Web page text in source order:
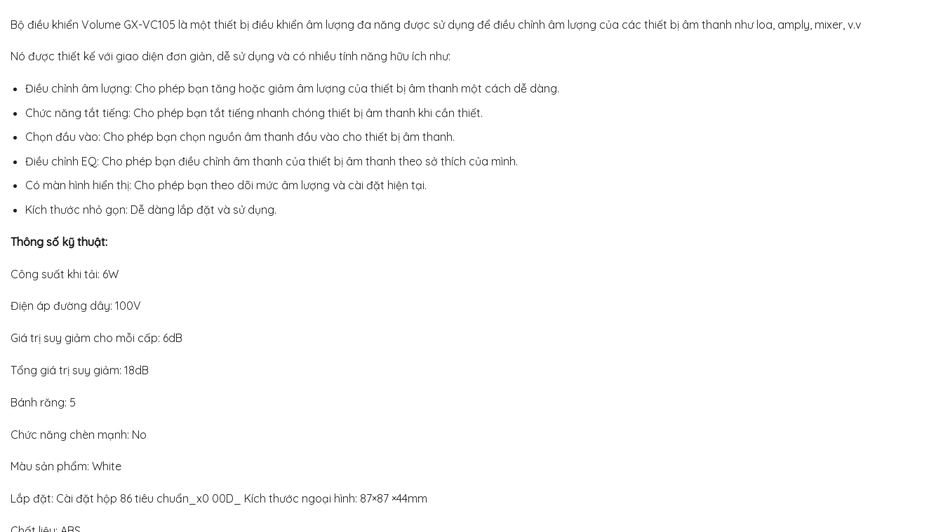
Bộ điều khiển Volume GX-VC105 là một thiết bị điều khiển âm lượng đa năng được sử dụng để điều chỉnh âm lượng của các thiết bị âm thanh như loa, amply, mixer, v.v
Nó được thiết kế với giao diện đơn giản, dễ sử dụng và có nhiều tính năng hữu ích như:
Điều chỉnh âm lượng: Cho phép bạn tăng hoặc giảm âm lượng của thiết bị âm thanh một cách dễ dàng.
Chức năng tắt tiếng: Cho phép bạn tắt tiếng nhanh chóng thiết bị âm thanh khi cần thiết.
Chọn đầu vào: Cho phép bạn chọn nguồn âm thanh đầu vào cho thiết bị âm thanh.
Điều chỉnh EQ: Cho phép bạn điều chỉnh âm thanh của thiết bị âm thanh theo sở thích của mình.
Có màn hình hiển thị: Cho phép bạn theo dõi mức âm lượng và cài đặt hiện tại.
Kích thước nhỏ gọn: Dễ dàng lắp đặt và sử dụng.
Thông số kỹ thuật:
Công suất khi tải: 6W
Điện áp đường dây: 100V
Giá trị suy giảm cho mỗi cấp: 6dB
Tổng giá trị suy giảm: 18dB
Bánh răng: 5
Chức năng chèn mạnh: No
Màu sản phẩm: White
Lắp đặt: Cài đặt hộp 86 tiêu chuẩn_x0 00D_ Kích thước ngoại hình: 87×87 ×44mm